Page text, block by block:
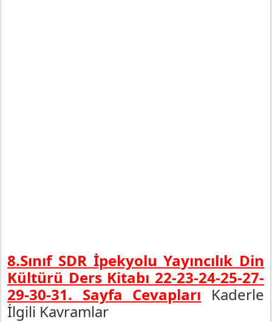
8.Sınıf SDR İpekyolu Yayıncılık Din
Kültürü Ders Kitabı 22-23-24-25-27-
29-30-31. Sayfa Cevapları Kaderle
İlgili Kavramlar